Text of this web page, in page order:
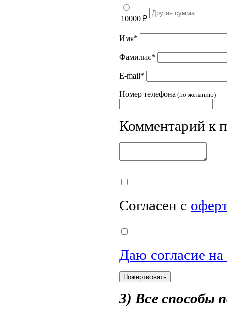
10000 ₽
Имя*
Фамилия*
E-mail*
Номер телефона (по желанию)
Комментарий к
Согласен с
Даю согласие
3) Все способы